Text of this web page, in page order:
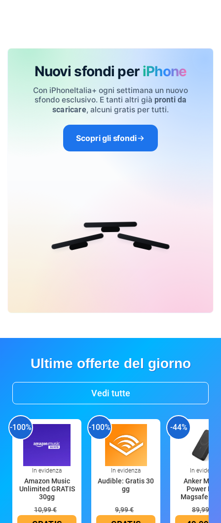
Nuovi sfondi per iPhone
Con iPhoneItalia+ ogni settimana un nuovo
sfondo esclusivo. E tanti altri già pronti da
scaricare, alcuni gratis per tutti.
Scopri gli sfondi
Ultime offerte del giorno
Vedi tutte
-100%
In evidenza
Amazon Music
Unlimited GRATIS
30gg
10,99 €
-100%
In evidenza
Audible: Gratis 30
gg
9,99 €
-44%
In evidenza
Anker
Power
Magsafe
89,99 €